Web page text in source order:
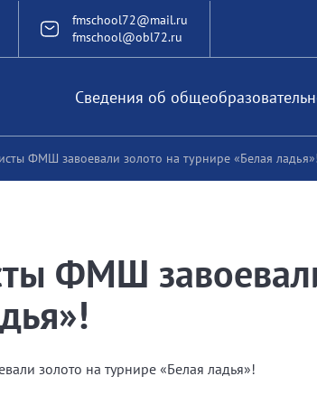
fmschool72@mail.ru
fmschool@obl72.ru
Сведения об
ФМШ завоевали золото на турнире «Белая ладья»!
ФМШ